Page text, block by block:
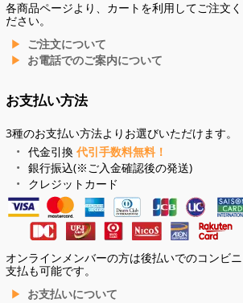
各商品ページより、カートを利用してご注文く
ださい。
ご注文について
お電話でのご案内について
お支払い方法
3種のお支払い方法よりお選びいただけます。
代金引換 代引手数料無料！
銀行振込(※ご入金確認後の発送)
クレジットカード
オンラインメンバーの方は後払いでのコンビニ
支払も可能です。
お支払いについて